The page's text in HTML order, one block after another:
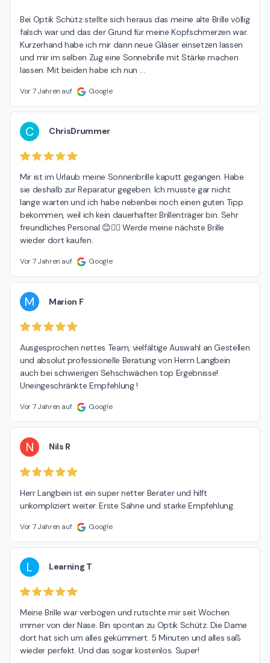
Bei Optik Schütz stellte sich heraus das meine alte Brille völlig
falsch war und das der Grund für meine Kopfschmerzen war.
Kurzerhand habe ich mir dann neue Gläser einsetzen lassen
und mir im selben Zug eine Sonnebrille mit Stärke machen
lassen. Mit beiden habe ich nun …
Vor 7 Jahren auf Google
C ChrisDrummer
Mir ist im Urlaub meine Sonnenbrille kaputt gegangen. Habe
sie deshalb zur Reparatur gegeben. Ich musste gar nicht
lange warten und ich habe nebenbei noch einen guten Tipp
bekommen, weil ich kein dauerhafter Brillenträger bin. Sehr
freundliches Personal 😊👍🏼 Werde meine nächste Brille
wieder dort kaufen.
Vor 7 Jahren auf Google
M Marion F
Ausgesprochen nettes Team, vielfältige Auswahl an Gestellen
und absolut professionelle Beratung von Herrn Langbein
auch bei schwierigen Sehschwächen top Ergebnisse!
Uneingeschränkte Empfehlung !
Vor 7 Jahren auf Google
N Nils R
Herr Langbein ist ein super netter Berater und hilft
unkompliziert weiter. Erste Sahne und starke Empfehlung.
Vor 7 Jahren auf Google
L Learning T
Meine Brille war verbogen und rutschte mir seit Wochen
immer von der Nase. Bin spontan zu Optik Schütz. Die Dame
dort hat sich um alles gekümmert. 5 Minuten und alles saß
wieder perfekt. Und das sogar kostenlos. Super!